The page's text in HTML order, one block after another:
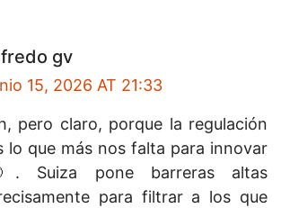
gv
15, 2026 AT 21:33
pero claro, porque la regulación
lo que más nos falta para innovar
Suiza pone barreras altas
para filtrar a los que